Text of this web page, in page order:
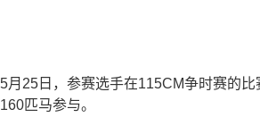
5月25日，参赛选手在115CM争时赛的
160匹马参与。